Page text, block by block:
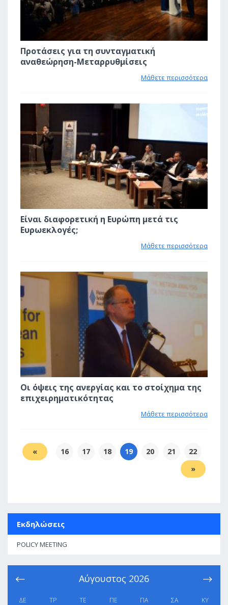
Προτάσεις για τη συνταγματική
αναθεώρηση-Μεταρρυθμίσεις
Μάθετε περισσότερα
Είναι διαφορετική η Ευρώπη μετά τις
Ευρωεκλογές;
Μάθετε περισσότερα
Οι όψεις της ανεργίας και το στοίχημα της
επιχειρηματικότητας
Μάθετε περισσότερα
« 16 17 18 19 20 21
22
»
Εκδηλώσεις
POLICY MEETING
Αύγουστος 2026
ΔΕ ΤΡ ΤΕ ΠΕ ΠΑ ΣΑ ΚΥ